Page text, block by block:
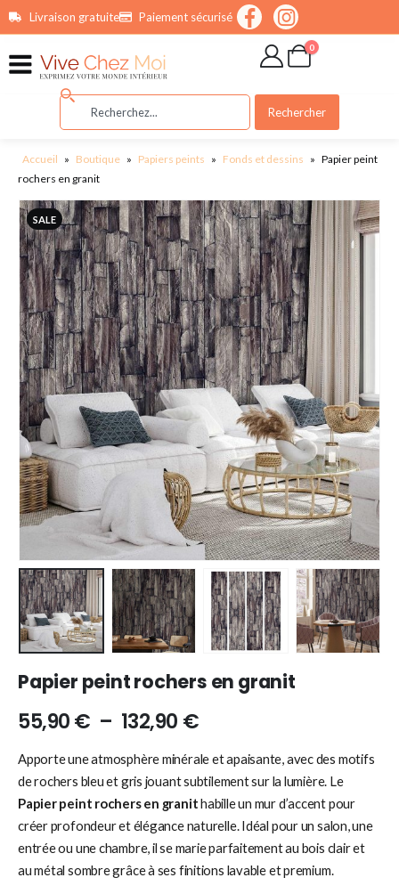
principalLivraison gratuite Paiement sécurisé
0
Rechercher
Accueil » Boutique » Papiers peints » Fonds et dessins » Papier peint
rochers en granit
SALE
Papier peint rochers en granit
55,90€ – 132,90 €
Apporte une atmosphère minérale et apaisante, avec des motifs
de rochers bleu et gris jouant subtilement sur la lumière. Le
Papier peint rochers en granithabille un mur d’accent pour
créer profondeur et élégance naturelle. Idéal pour un salon, une
entrée ou une chambre, il se marie parfaitement au bois clair et
au métal sombre grâce à ses finitions lavable et premium.